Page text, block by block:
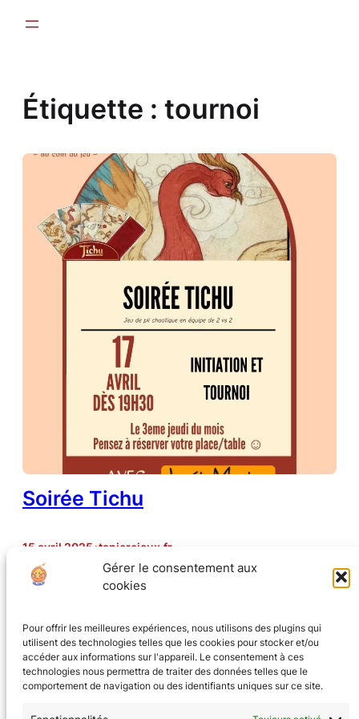
Gérer le consentement aux
cookies
Pour offrir les meilleures expériences, nous utilisons des plugins qui
utilisent des technologies telles que les cookies pour stocker et/ou
accéder aux informations sur l'appareil. Le consentement à ces
technologies nous permettra de traiter des données telles que le
comportement de navigation ou des identifiants uniques sur ce site.
Étiquette : tournoi
Soirée Tichu
15 avril 2025•tanierejeux.fr
Petite soirée tichu du mois le 3e jeudi soit le 17 avril.